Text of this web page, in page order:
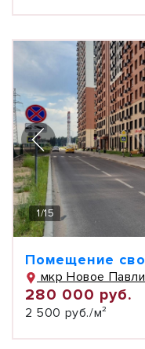
1/15
Помещение
мкр Новое
280 000 руб.
2 500 руб./м²